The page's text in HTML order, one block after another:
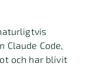
Claude Code,
och har blivit